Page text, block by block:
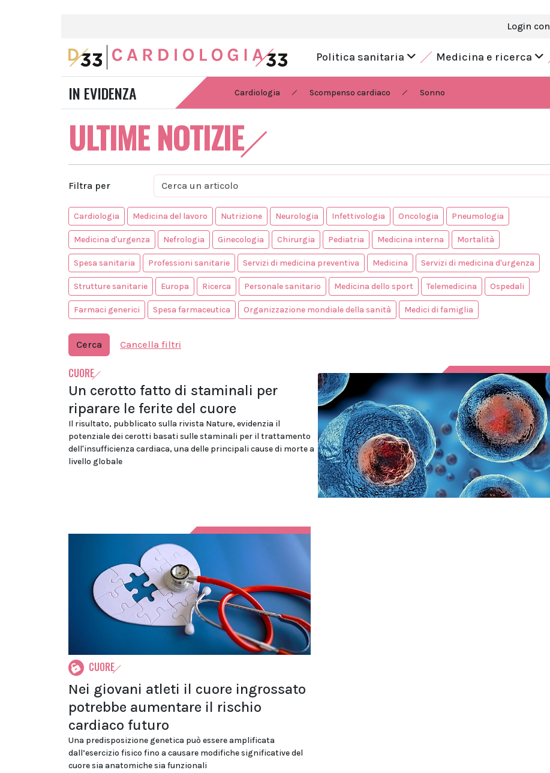
Login con
Politica sanitaria Medicina e ricerca
IN EVIDENZA Cardiologia Scompenso cardiaco Sonno
ULTIME NOTIZIE
Filtra per
Cardiologia Medicina del lavoro Nutrizione Neurologia Infettivologia Oncologia Pneumologia
Medicina d'urgenza Nefrologia Ginecologia Chirurgia Pediatria Medicina interna Mortalità
Spesa sanitaria Professioni sanitarie Servizi di medicina preventiva Medicina Servizi di medicina d'urgenza
Strutture sanitarie Europa Ricerca Personale sanitario Medicina dello sport Telemedicina Ospedali
Farmaci generici Spesa farmaceutica Organizzazione mondiale della sanità Medici di famiglia
Cerca Cancella filtri
CUORE
Un cerotto fatto di staminali per
riparare le ferite del cuore
Il risultato, pubblicato sulla rivista Nature, evidenzia il
potenziale dei cerotti basati sulle staminali per il trattamento
dell'insufficienza cardiaca, una delle principali cause di morte a
livello globale
CUORE
Nei giovani atleti il cuore ingrossato
potrebbe aumentare il rischio
cardiaco futuro
Una predisposizione genetica può essere amplificata
dall’esercizio fisico fino a causare modifiche significative del
cuore sia anatomiche sia funzionali